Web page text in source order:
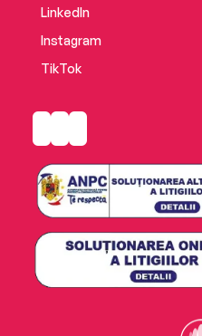
LinkedIn
Instagram
TikTok